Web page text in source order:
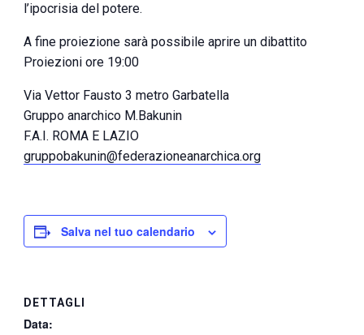
l’ipocrisia del potere.
A fine proiezione sarà possibile aprire un dibattito
Proiezioni ore 19:00
Via Vettor Fausto 3 metro Garbatella
Gruppo anarchico M.Bakunin
F.A.I. ROMA E LAZIO
gruppobakunin@federazioneanarchica.org
Salva nel tuo calendario
DETTAGLI
Data: